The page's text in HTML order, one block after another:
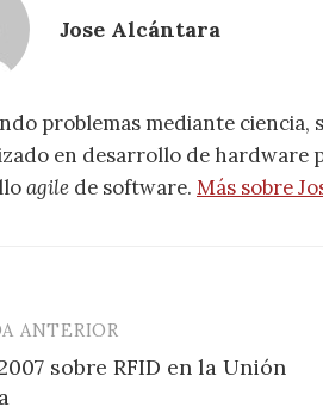
Jose Alcántara
problemas mediante
en desarrollo de hardware
agile de software. Más sobre
ANTERIOR
sobre RFID en la Unión